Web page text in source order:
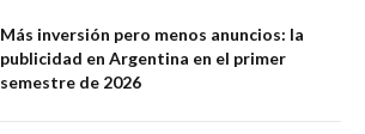
Más inversión pero menos anuncios: la
publicidad en Argentina en el primer
semestre de 2026